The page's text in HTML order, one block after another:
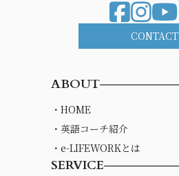
CONTACT
ABOUT
・HOME
・英語コーチ紹介
・e-LIFEWORKとは
SERVICE